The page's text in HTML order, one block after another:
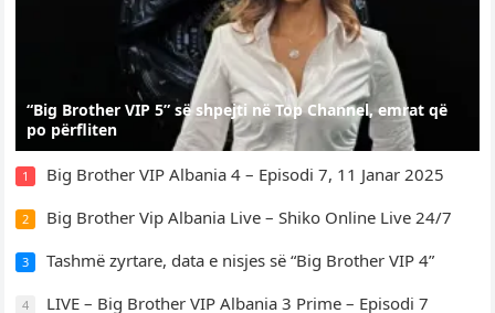
“Big Brother VIP 5” së shpejti në Top Channel, emrat që
po përfliten
1 Big Brother VIP Albania 4 – Episodi 7, 11 Janar 2025
2 Big Brother Vip Albania Live – Shiko Online Live 24/7
3 Tashmë zyrtare, data e nisjes së “Big Brother VIP 4”
4 LIVE – Big Brother VIP Albania 3 Prime – Episodi 7